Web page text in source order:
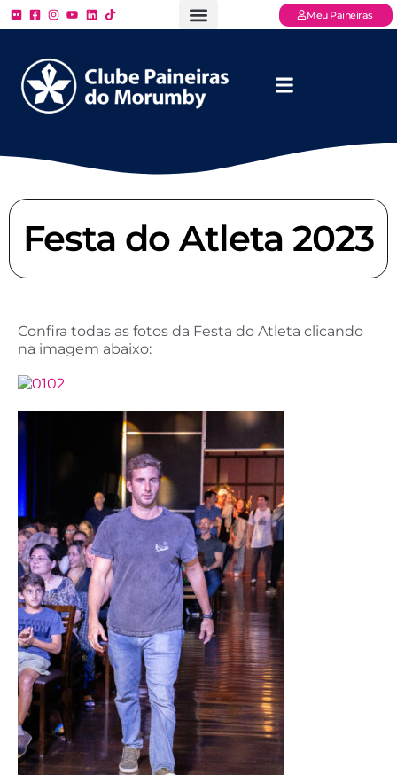
Meu Paineiras
Festa do Atleta 2023
Confira todas as fotos da Festa do Atleta clicando
na imagem abaixo: